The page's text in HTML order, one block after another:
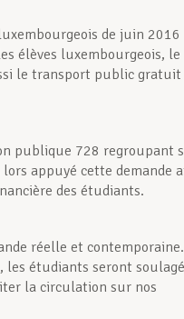
de juin 2016
élèves luxembourgeois, le
le transport public gratuit
publique 728 regroupant
appuyé cette demande
des étudiants.
réelle et contemporaine.
étudiants seront
la circulation sur nos